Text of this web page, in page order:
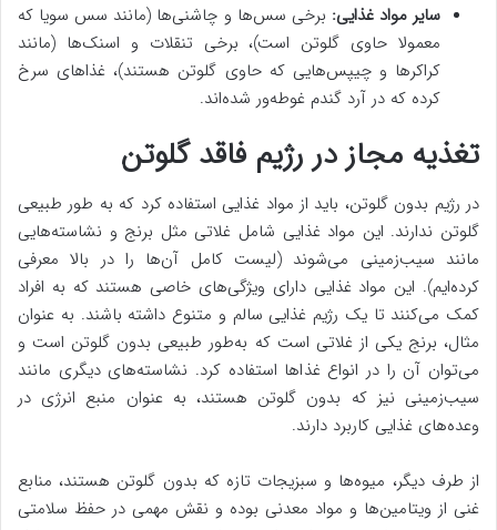
سایر مواد غذایی: برخی سس‌ها و چاشنی‌ها (مانند سس سویا که
معمولا حاوی گلوتن است)، برخی تنقلات و اسنک‌ها (مانند
کراکرها و چیپس‌هایی که حاوی گلوتن هستند)، غذاهای سرخ
کرده که در آرد گندم غوطه‌ور شده‌اند.
تغذیه مجاز در رژیم فاقد گلوتن
در رژیم بدون گلوتن، باید از مواد غذایی استفاده کرد که به طور طبیعی
گلوتن ندارند. این مواد غذایی شامل غلاتی مثل برنج و نشاسته‌هایی
مانند سیب‌زمینی می‌شوند (لیست کامل آن‌ها را در بالا معرفی
کرده‌ایم). این مواد غذایی دارای ویژگی‌های خاصی هستند که به افراد
کمک می‌کنند تا یک رژیم غذایی سالم و متنوع داشته باشند. به عنوان
مثال، برنج یکی از غلاتی است که به‌طور طبیعی بدون گلوتن است و
می‌توان آن را در انواع غذاها استفاده کرد. نشاسته‌های دیگری مانند
سیب‌زمینی نیز که بدون گلوتن هستند، به عنوان منبع انرژی در
وعده‌های غذایی کاربرد دارند.
از طرف دیگر، میوه‌ها و سبزیجات تازه که بدون گلوتن هستند، منابع
غنی از ویتامین‌ها و مواد معدنی بوده و نقش مهمی در حفظ سلامتی